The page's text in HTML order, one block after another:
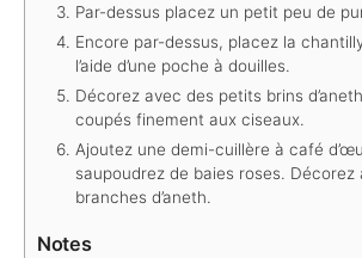
Par-dessus placez un petit peu de
Encore par-dessus, placez la
l’aide d’une poche à douilles.
Décorez avec des petits brins
coupés finement aux ciseaux.
Ajoutez une demi-cuillère à café
saupoudrez de baies roses. Décorez
branches d’aneth.
Notes